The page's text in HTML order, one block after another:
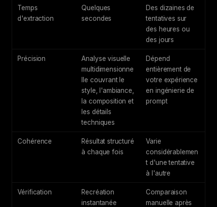
Temps
d'extraction
Quelques
secondes
Des dizaines de
tentatives sur
des heures ou
des jours
Précision
Analyse visuelle
multidimensionne
lle couvrant le
style, l'ambiance,
la composition et
les détails
techniques
Dépend
entièrement de
votre expérience
en ingénierie de
prompt
Cohérence
Résultat structuré
à chaque fois
Varie
considérablemen
t d'une tentative
à l'autre
Vérification
Recréation
instantanée
Comparaison
manuelle après